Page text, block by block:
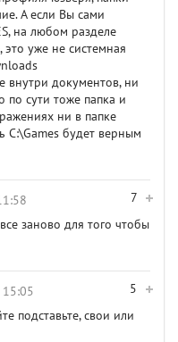
А если Вы сами
на любом разделе
это уже не системная
внутри документов, ни
по сути тоже папка и
ни в папке
С:\Games будет верным
7
заново для того чтобы
5
подставьте, свои или